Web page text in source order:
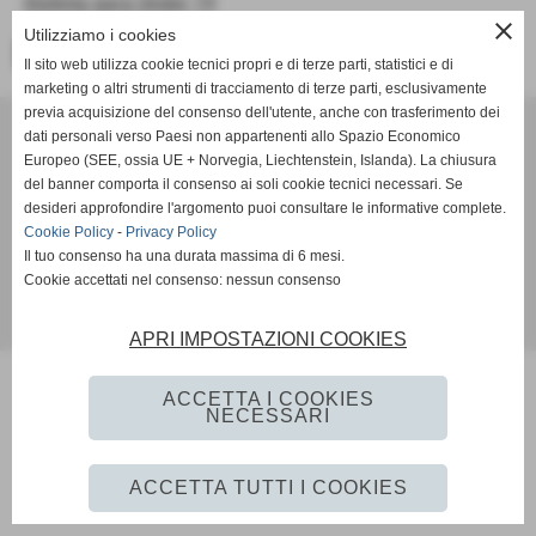
U.S. Vigor Fucecchio ASD
Via Martiri del Padule 8 - Fucecchio (Firenze)
P.I. 04313150486
andreacostanzo22@gmail.com
Privacy Policy-Cookie Policy
close
Utilizziamo i cookies
Il sito web utilizza cookie tecnici propri e di terze parti, statistici e di
marketing o altri strumenti di tracciamento di terze parti, esclusivamente
previa acquisizione del consenso dell'utente, anche con trasferimento dei
dati personali verso Paesi non appartenenti allo Spazio Economico
Europeo (SEE, ossia UE + Norvegia, Liechtenstein, Islanda). La chiusura
del banner comporta il consenso ai soli cookie tecnici necessari. Se
desideri approfondire l'argomento puoi consultare le informative complete.
Cookie Policy - Privacy Policy
Il tuo consenso ha una durata massima di 6 mesi.
Cookie accettati nel consenso: nessun consenso
APRI IMPOSTAZIONI COOKIES
ACCETTA I COOKIES
NECESSARI
ACCETTA TUTTI I COOKIES